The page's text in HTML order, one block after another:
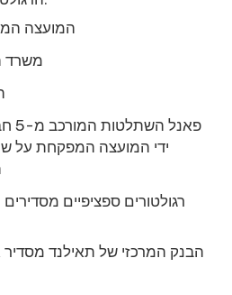
המועצה
משרד
ידי המועצה המפקחת על שוק
רגולטורים ספציפיים מסדירים
הבנק המרכזי של תאילנד